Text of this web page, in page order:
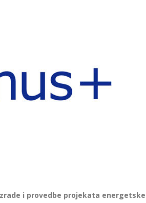
i provedbe projekata energetske